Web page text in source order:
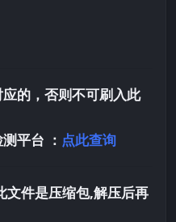
的，否则不可刷入此
平台 ： 点此查询
文件是压缩包,解压后再